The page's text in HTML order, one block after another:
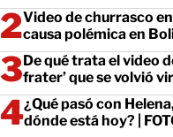
Video de churrasco
causa polémica en
De qué trata el video
frater’ que se volvió
¿Qué pasó con
dónde está hoy? |